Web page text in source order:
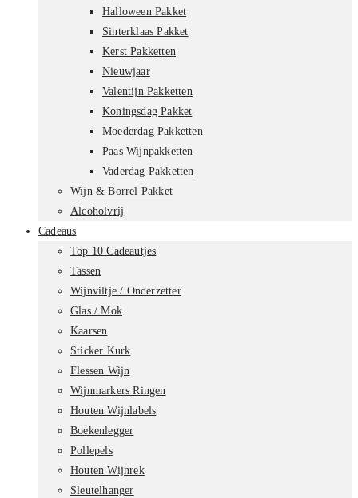
Halloween Pakket
Sinterklaas Pakket
Kerst Pakketten
Nieuwjaar
Valentijn Pakketten
Koningsdag Pakket
Moederdag Pakketten
Paas Wijnpakketten
Vaderdag Pakketten
Wijn & Borrel Pakket
Alcoholvrij
Cadeaus
Top 10 Cadeautjes
Tassen
Wijnviltje / Onderzetter
Glas / Mok
Kaarsen
Sticker Kurk
Flessen Wijn
Wijnmarkers Ringen
Houten Wijnlabels
Boekenlegger
Pollepels
Houten Wijnrek
Sleutelhanger